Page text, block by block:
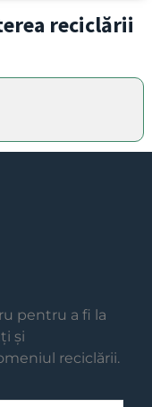
reciclării
pentru a fi la
și
reciclării.